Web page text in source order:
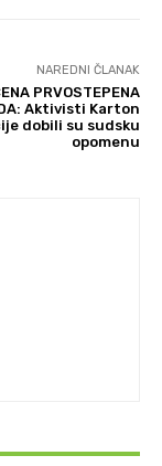
NAREDNI ČLANAK
PRVOSTEPENA
Aktivisti Karton
dobili su sudsku
opomenu